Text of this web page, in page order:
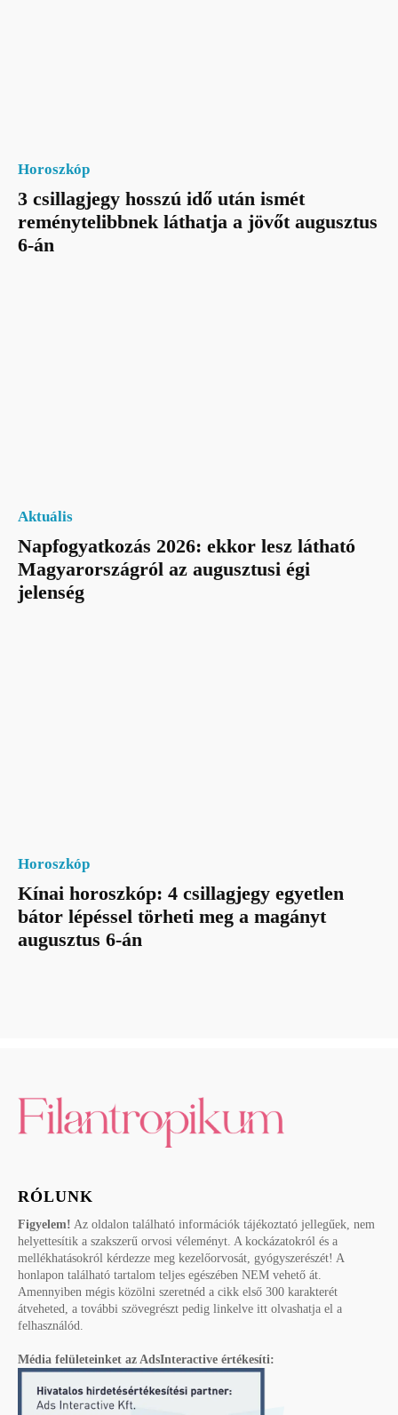
Horoszkóp
3 csillagjegy hosszú idő után ismét
reménytelibbnek láthatja a jövőt augusztus
6-án
Aktuális
Napfogyatkozás 2026: ekkor lesz látható
Magyarországról az augusztusi égi
jelenség
Horoszkóp
Kínai horoszkóp: 4 csillagjegy egyetlen
bátor lépéssel törheti meg a magányt
augusztus 6-án
RÓLUNK
Figyelem! Az oldalon található információk tájékoztató jellegűek, nem
helyettesítik a szakszerű orvosi véleményt. A kockázatokról és a
mellékhatásokról kérdezze meg kezelőorvosát, gyógyszerészét! A
honlapon található tartalom teljes egészében NEM vehető át.
Amennyiben mégis közölni szeretnéd a cikk első 300 karakterét
átveheted, a további szövegrészt pedig linkelve itt olvashatja el a
felhasználód.
Média felületeinket az AdsInteractive értékesíti: